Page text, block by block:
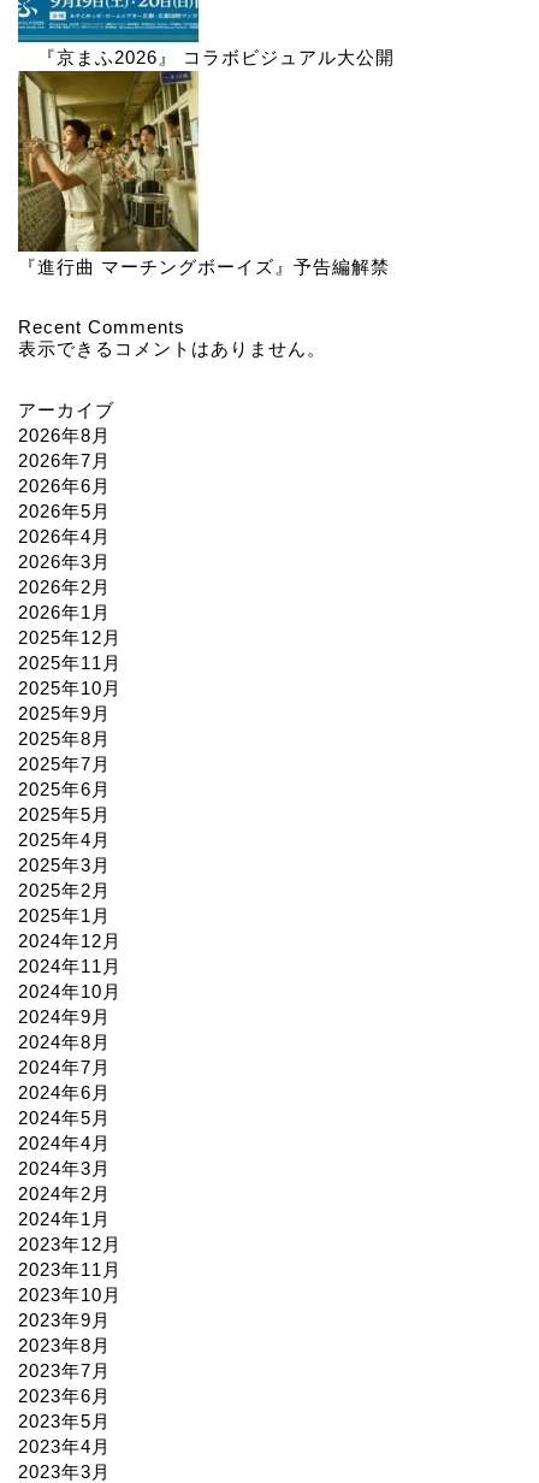
『京まふ2026』 コラボビジュアル大公開
『進行曲 マーチングボーイズ』予告編解禁
Recent Comments
表示できるコメントはありません。
アーカイブ
2026年8月
2026年7月
2026年6月
2026年5月
2026年4月
2026年3月
2026年2月
2026年1月
2025年12月
2025年11月
2025年10月
2025年9月
2025年8月
2025年7月
2025年6月
2025年5月
2025年4月
2025年3月
2025年2月
2025年1月
2024年12月
2024年11月
2024年10月
2024年9月
2024年8月
2024年7月
2024年6月
2024年5月
2024年4月
2024年3月
2024年2月
2024年1月
2023年12月
2023年11月
2023年10月
2023年9月
2023年8月
2023年7月
2023年6月
2023年5月
2023年4月
2023年3月